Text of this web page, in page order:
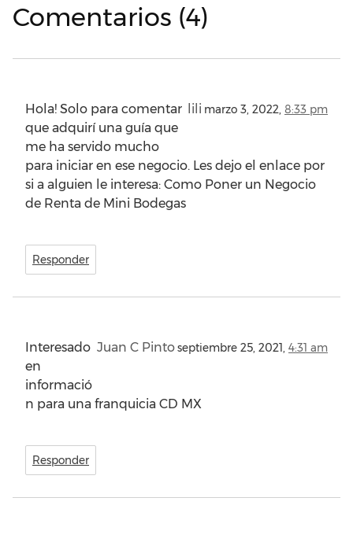
Comentarios (4)
lili marzo 3, 2022, 8:33 pm
Hola! Solo para comentar
que adquirí una guía que
me ha servido mucho
para iniciar en ese negocio. Les dejo el enlace por
si a alguien le interesa: Como Poner un Negocio
de Renta de Mini Bodegas
Responder
Juan C Pintoseptiembre 25, 2021, 4:31 am
Interesado
en
informació
n para una franquicia CD MX
Responder